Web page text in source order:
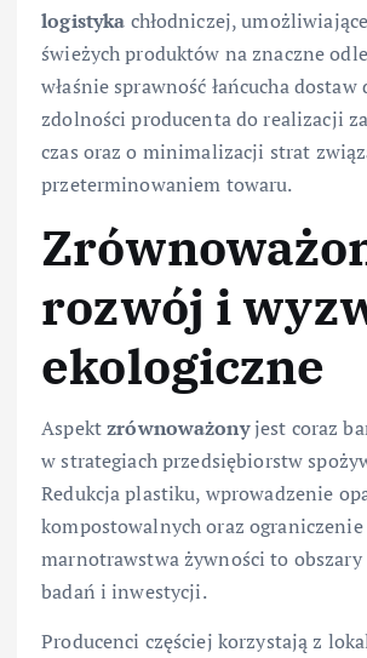
logistyka chłodniczej,
świeżych produktów na znaczne
właśnie sprawność łańcucha
zdolności producenta do realizacji
czas oraz o minimalizacji strat
przeterminowaniem towaru.
rozwój i
ekologiczne
Aspektzrównoważonyjest coraz
w strategiach przedsiębiorstw
Redukcja plastiku, wprowadzenie
kompostowalnych oraz ograniczenie
marnotrawstwa żywności to
badań i inwestycji.
Producenci częściej korzystają z